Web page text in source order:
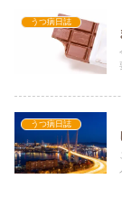
うつ病日誌
うつ病日誌